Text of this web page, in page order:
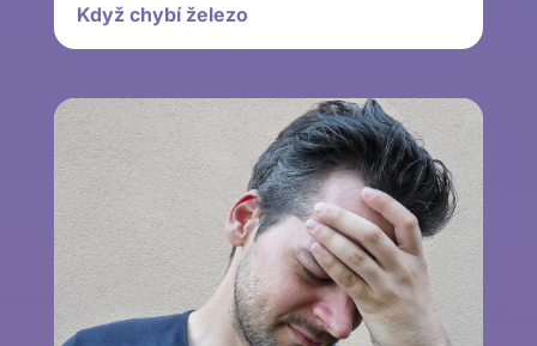
Když chybí železo